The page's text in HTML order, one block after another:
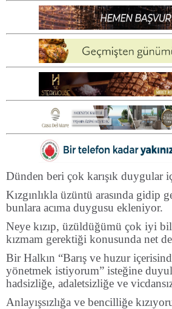
Dünden beri çok karışık duygular
Kızgınlıkla üzüntü arasında gidip
bunlara acıma duygusu ekleniyor.
Neye kızıp, üzüldüğümü çok iyi
kızmam gerektiği konusunda net
Bir Halkın “Barış ve huzur
yönetmek istiyorum” isteğine
hadsizliğe, adaletsizliğe ve
Anlayışsızlığa ve bencilliğe